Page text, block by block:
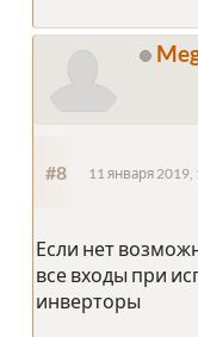
#8 11 января 2019,
Если нет
все входы при
инверторы